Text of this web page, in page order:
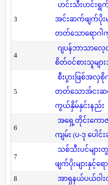
3
ဟင်းသီးဟင်းရွ
အင်းဆက်ဖျက်ပိုးမ
တတ်သောရောဂါ
4
ဂျပန်ဘာသာလေ့
စိတ်ဝင်စားသူမျ
5
စီးပွားဖြစ်အလှစို
တတ်သောအ်ငးဆက်မ
ကွယ်နှိမ်နှင်းနည်း
6
အရှေ့တိုင်းကောဇ
ကျမ်း (ပ-ဒု ပေါင်း
7
သစ်သီးပင်မျာ
ဖျက်ပိုးများနှင့်ရ
8
အာရှနယ်ပယ်ဝါ